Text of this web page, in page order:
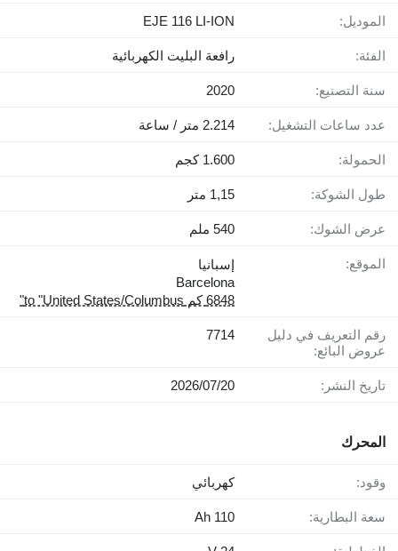
الموديل: EJE 116 LI-ION
الفئة: رافعة البليت الكهربائية
سنة التصنيع: 2020
عدد ساعات التشغيل: 2.214 متر / ساعة
الحمولة: 1.600 كجم
طول الشوكة: 1,15 متر
عرض الشوك: 540 ملم
الموقع:
إسبانيا
Barcelona
6848 كم to "United States/Columbus"
رقم التعريف في دليل
عروض البائع:
7714
تاريخ النشر: 20‏/07‏/2026
المحرك
وقود: كهربائي
سعة البطارية: 110 Ah